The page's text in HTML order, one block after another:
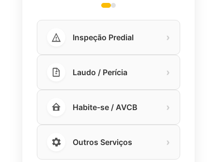
Inspeção Predial ›
Laudo / Perícia ›
Habite-se / AVCB ›
Outros Serviços ›